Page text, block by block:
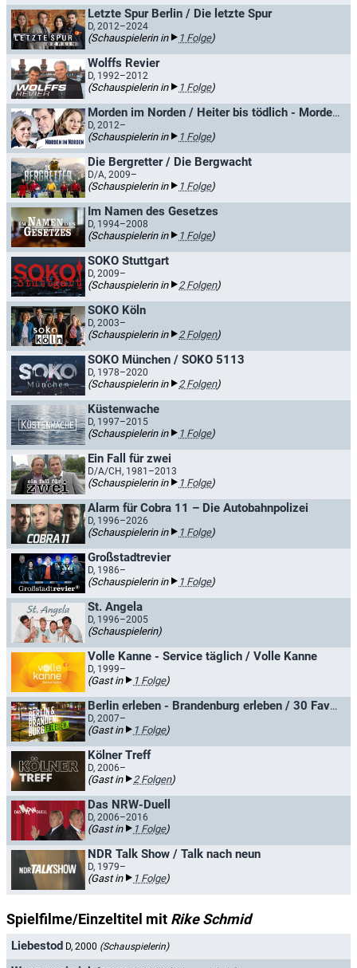
Letzte Spur Berlin / Die letzte Spur
D, 2012–2024
(Schauspielerin in 1 Folge)
Wolffs Revier
D, 1992–2012
(Schauspielerin in 1 Folge)
Morden im Norden / Heiter bis tödlich - Morden im Norden
D, 2012–
(Schauspielerin in 1 Folge)
Die Bergretter / Die Bergwacht
D/A, 2009–
(Schauspielerin in 1 Folge)
Im Namen des Gesetzes
D, 1994–2008
(Schauspielerin in 1 Folge)
SOKO Stuttgart
D, 2009–
(Schauspielerin in 2 Folgen)
SOKO Köln
D, 2003–
(Schauspielerin in 2 Folgen)
SOKO München / SOKO 5113
D, 1978–2020
(Schauspielerin in 2 Folgen)
Küstenwache
D, 1997–2015
(Schauspielerin in 1 Folge)
Ein Fall für zwei
D/A/CH, 1981–2013
(Schauspielerin in 1 Folge)
Alarm für Cobra 11 – Die Autobahnpolizei
D, 1996–2026
(Schauspielerin in 1 Folge)
Großstadtrevier
D, 1986–
(Schauspielerin in 1 Folge)
St. Angela
D, 1996–2005
(Schauspielerin)
Volle Kanne - Service täglich / Volle Kanne
D, 1999–
(Gast in 1 Folge)
Berlin erleben - Brandenburg erleben / 30 Favoriten
D, 2007–
(Gast in 1 Folge)
Kölner Treff
D, 2006–
(Gast in 2 Folgen)
Das NRW-Duell
D, 2006–2016
(Gast in 1 Folge)
NDR Talk Show / Talk nach neun
D, 1979–
(Gast in 1 Folge)
Spielfilme/Einzeltitel mit Rike Schmid
Liebestod D, 2000 (Schauspielerin)